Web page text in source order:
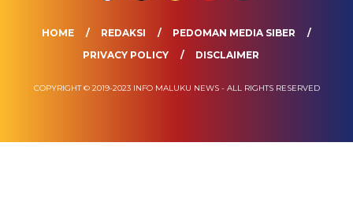
HOME REDAKSI
PEDOMAN MEDIA SIBER
PRIVACY POLICY
DISCLAIMER
COPYRIGHT © 2019-2023 INFO MALUKU NEWS - ALL RIGHTS RESERVED